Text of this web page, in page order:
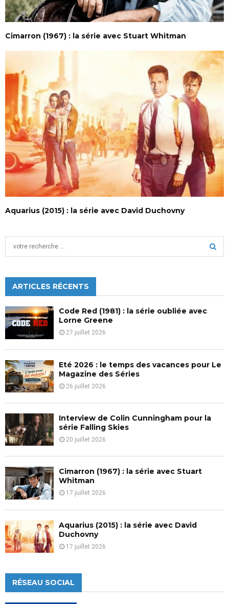
Cimarron (1967) : la série avec Stuart Whitman
Aquarius (2015) : la série avec David Duchovny
h
f
o
r
:
C
H
ARTICLES RÉCENTS
Code Red (1981) : la série oubliée avec
Lorne Greene
27 juillet 2026
Eté 2026 : le temps des vacances pour Le
Magazine des Séries
26 juillet 2026
Interview de Colin Cunningham pour la
série Falling Skies
20 juillet 2026
Cimarron (1967) : la série avec Stuart
Whitman
17 juillet 2026
Aquarius (2015) : la série avec David
Duchovny
17 juillet 2026
RÉSEAU SOCIAL